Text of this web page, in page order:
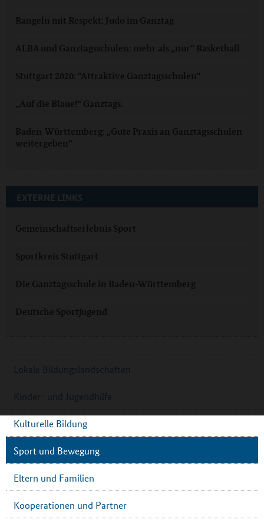
Rangeln mit Respekt: Judo im Ganztag
ALBA und Ganztagsschulen: mehr als „nur“ Basketball
Stuttgart 2020: "Attraktive Ganztagsschulen"
„Auf die Blaue!“ Ganztags.
Baden-Württemberg: „Gute Praxis an Ganztagsschulen
weitergeben“
EXTERNE LINKS
Gemeinschaftserlebnis Sport
Sportkreis Stuttgart
Die Ganztagsschule in Baden-Württemberg
Deutsche Sportjugend
Lokale Bildungslandschaften
Kinder- und Jugendhilfe
Kulturelle Bildung
Sport und Bewegung
Eltern und Familien
Kooperationen und Partner